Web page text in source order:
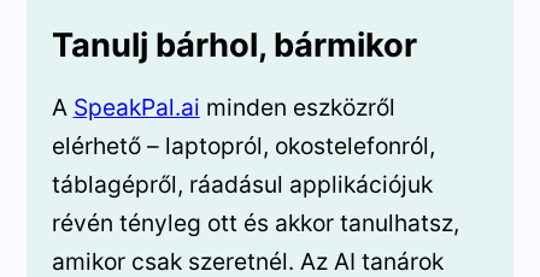
Tanulj bárhol, bármikor
A SpeakPal.ai minden eszközről
elérhető – laptopról, okostelefonról,
táblagépről, ráadásul applikációjuk
révén tényleg ott és akkor tanulhatsz,
amikor csak szeretnél. Az AI tanárok